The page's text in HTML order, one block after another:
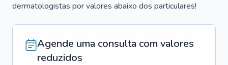
dermatologistas por valores abaixo dos particulares!
Agende uma consulta com valores
reduzidos